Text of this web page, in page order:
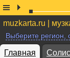
muzkarta.ru |
Выберите регион,
Главная